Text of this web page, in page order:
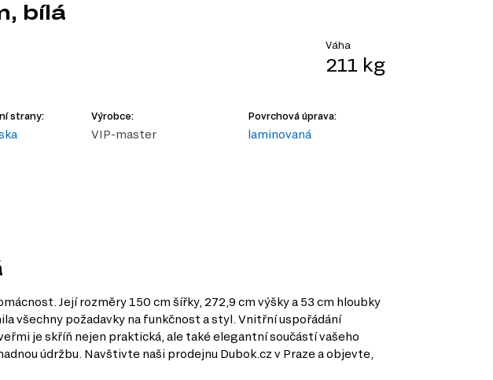
bílá
Váha
211 kg
strany: Výrobce:
VIP-master
Povrchová úprava:
laminovaná
Její rozměry 150 cm šířky, 272,9 cm výšky a 53 cm hloubky
všechny požadavky na funkčnost a styl. Vnitřní uspořádání
je skříň nejen praktická, ale také elegantní součástí vašeho
údržbu. Navštivte naši prodejnu Dubok.cz v Praze a objevte,